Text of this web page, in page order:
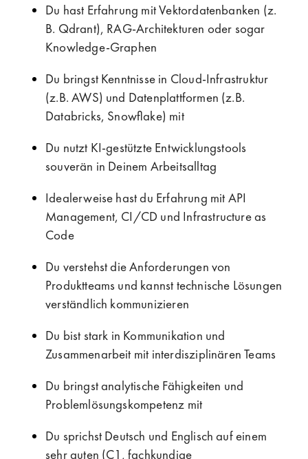
Du hast Erfahrung mit Vektordatenbanken (z.
B. Qdrant), RAG-Architekturen oder sogar
Knowledge-Graphen
Du bringst Kenntnisse in Cloud-Infrastruktur
(z.B. AWS) und Datenplattformen (z.B.
Databricks, Snowflake) mit
Du nutzt KI-gestützte Entwicklungstools
souverän in Deinem Arbeitsalltag
Idealerweise hast du Erfahrung mit API
Management, CI/CD und Infrastructure as
Code
Du verstehst die Anforderungen von
Produktteams und kannst technische Lösungen
verständlich kommunizieren
Du bist stark in Kommunikation und
Zusammenarbeit mit interdisziplinären Teams
Du bringst analytische Fähigkeiten und
Problemlösungskompetenz mit
Du sprichst Deutsch und Englisch auf einem
sehr guten (C1, fachkundige